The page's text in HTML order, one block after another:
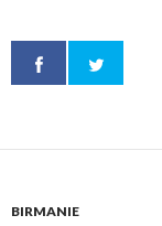
BIRMANIE